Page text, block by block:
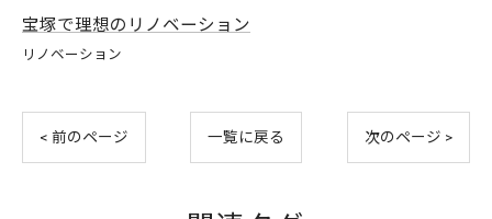
宝塚で理想のリノベーション
リノベーション
< 前のページ 一覧に戻る 次のページ >